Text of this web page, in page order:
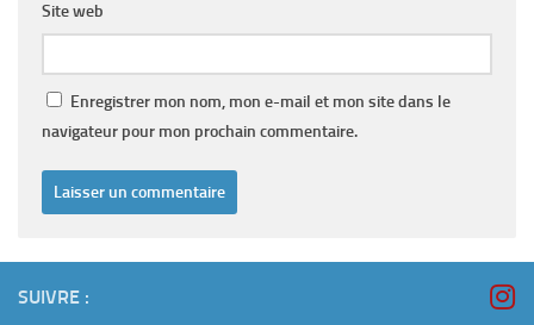
Site web
Enregistrer mon nom, mon e-mail et mon site dans le
navigateur pour mon prochain commentaire.
SUIVRE :